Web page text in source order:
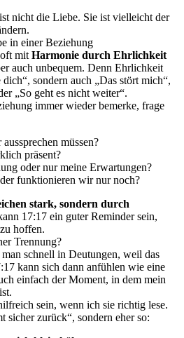
nicht die Liebe. Sie ist vielleicht der
in einer Beziehung
mit Harmonie durch Ehrlichkeit
auch unbequem. Denn Ehrlichkeit
sondern auch „Das stört mich“,
„So geht es nicht weiter“.
immer wieder bemerke, frage
müssen?
präsent?
oder nur meine Erwartungen?
funktionieren wir nur noch?
stark, sondern durch
17:17 ein guter Reminder sein,
hoffen.
Trennung?
schnell in Deutungen, weil das
kann sich dann anfühlen wie eine
einfach der Moment, in dem mein
sein, wenn ich sie richtig lese.
sicher zurück“, sondern eher so: